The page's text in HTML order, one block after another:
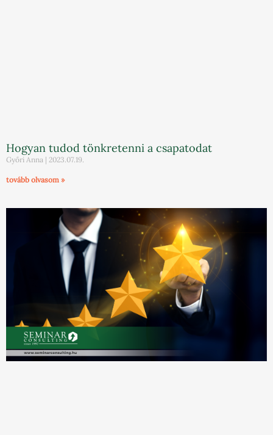
Hogyan tudod tönkretenni a csapatodat
Győri Anna 2023.07.19.
tovább olvasom »